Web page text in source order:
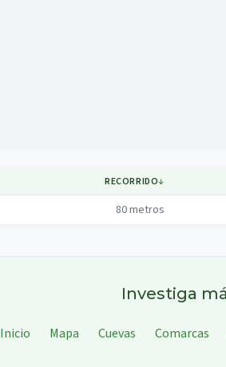
RECORRIDO↓
80metros
Investiga
Inicio Mapa Cuevas Comarcas